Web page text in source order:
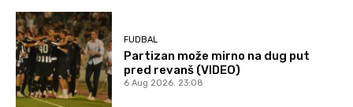
FUDBAL
Partizan može mirno na dug put
pred revanš (VIDEO)
6 Aug 2026. 23:08